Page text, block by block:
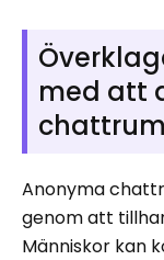
med att
Anonyma
genom att
Människor kan